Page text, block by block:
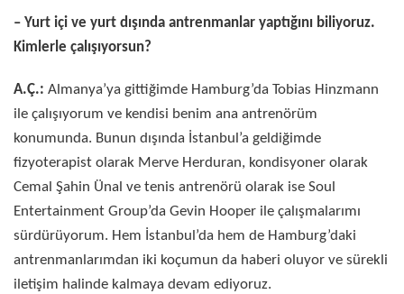
– Yurt içi ve yurt dışında antrenmanlar yaptığını biliyoruz.
Kimlerle çalışıyorsun?
A.Ç.: Almanya’ya gittiğimde Hamburg’da Tobias Hinzmann
ile çalışıyorum ve kendisi benim ana antrenörüm
konumunda. Bunun dışında İstanbul’a geldiğimde
fizyoterapist olarak Merve Herduran, kondisyoner olarak
Cemal Şahin Ünal ve tenis antrenörü olarak ise Soul
Entertainment Group’da Gevin Hooper ile çalışmalarımı
sürdürüyorum. Hem İstanbul’da hem de Hamburg’daki
antrenmanlarımdan iki koçumun da haberi oluyor ve sürekli
iletişim halinde kalmaya devam ediyoruz.